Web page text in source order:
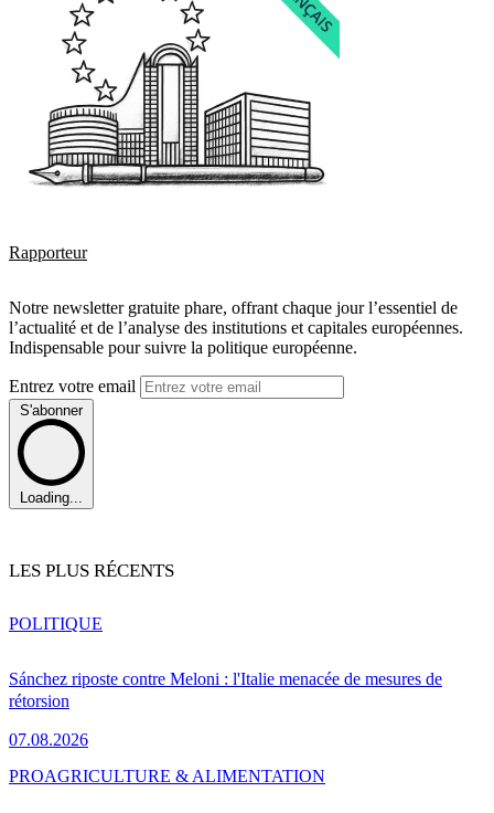
Rapporteur
Notre newsletter gratuite phare, offrant chaque jour l’essentiel de
l’actualité et de l’analyse des institutions et capitales européennes.
Indispensable pour suivre la politique européenne.
Entrez votre email
S'abonner
Loading...
LES PLUS RÉCENTS
Sánchez riposte contre Meloni : l'Italie menacée de mesures de
rétorsion
07.08.2026
POLITIQUE
PROAGRICULTURE & ALIMENTATION